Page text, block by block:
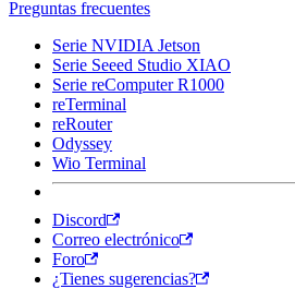
Preguntas frecuentes
Serie NVIDIA Jetson
Serie Seeed Studio XIAO
Serie reComputer R1000
reTerminal
reRouter
Odyssey
Wio Terminal
Discord
Correo electrónico
Foro
¿Tienes sugerencias?